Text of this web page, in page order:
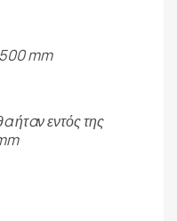
mm
ήταν εντός της